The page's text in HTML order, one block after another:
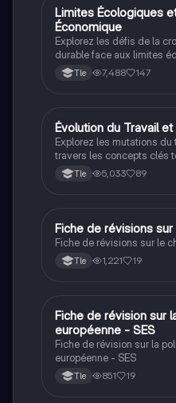
étudiants préparant le bac
et Sociales (SES).
SES
Limites Écologiques
Économique
Explorez les défis de la
durable face aux limites
aborde les impacts de
négatives, et le lien entre
croissance, les facteurs
environnementaux.
Tle 7,488 147
SES
Évolution du Travail
Explorez les mutations du
travers les concepts clés
travail, activité, emploi et
des nouvelles formes
sociale, essentielle pour
Économiques et Sociales
Tle 5,033 89
SES
Fiche de révisions
Fiche de révisions sur le
Tle 1,221 19
SES
Fiche de révision sur
européenne - SES
Fiche de révision sur la
européenne - SES
Tle 851 19